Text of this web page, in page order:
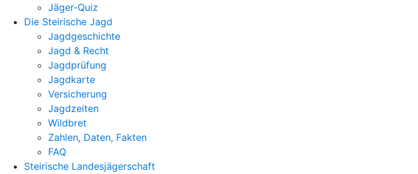
Jäger-Quiz
Die Steirische Jagd
Jagdgeschichte
Jagd & Recht
Jagdprüfung
Jagdkarte
Versicherung
Jagdzeiten
Wildbret
Zahlen, Daten, Fakten
FAQ
Steirische Landesjägerschaft